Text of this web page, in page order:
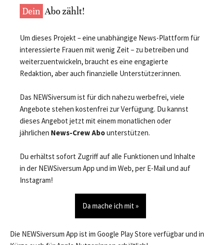
Dein Abo zählt!
Um dieses Projekt – eine unabhängige News-Plattform für
interessierte Frauen mit wenig Zeit – zu betreiben und
weiterzuentwickeln, braucht es eine engagierte
Redaktion, aber auch finanzielle Unterstützer:innen.
Das NEWSiversum ist für dich nahezu werbefrei, viele
Angebote stehen kostenfrei zur Verfügung. Du kannst
dieses Angebot jetzt mit einem monatlichen oder
jährlichen News-Crew Abounterstützen.
Du erhältst sofort Zugriff auf alle Funktionen und Inhalte
in der NEWSiversum App und im Web, per E-Mail und auf
Instagram!
Da mache ich mit »
Die NEWSiversum App ist im Google Play Store verfügbar und in